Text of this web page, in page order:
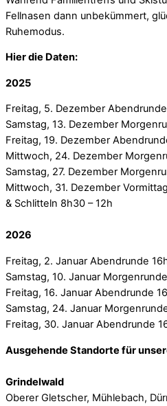
Fellnasen dann unbekümmert,
Ruhemodus.
Hier die Daten:
2025
Freitag, 5. Dezember
Samstag, 13. Dezember
Freitag, 19. Dezember
Mittwoch, 24. Dezember
Samstag, 27. Dezember
Mittwoch, 31. Dezember
& Schlitteln 8h30 – 12h
2026
Freitag, 2. Januar Abendrunde
Samstag, 10. Januar
Freitag, 16. Januar Abendrunde
Samstag, 24. Januar
Freitag, 30. Januar Abendrunde
Ausgehende Standorte für
Grindelwald
Oberer Gletscher, Mühlebach,